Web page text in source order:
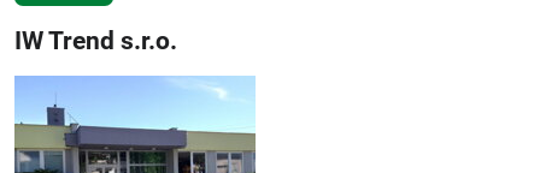
IW Trend s.r.o.